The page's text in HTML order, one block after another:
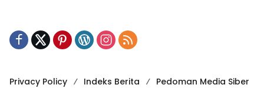
Privacy Policy Indeks Berita Pedoman Media Siber